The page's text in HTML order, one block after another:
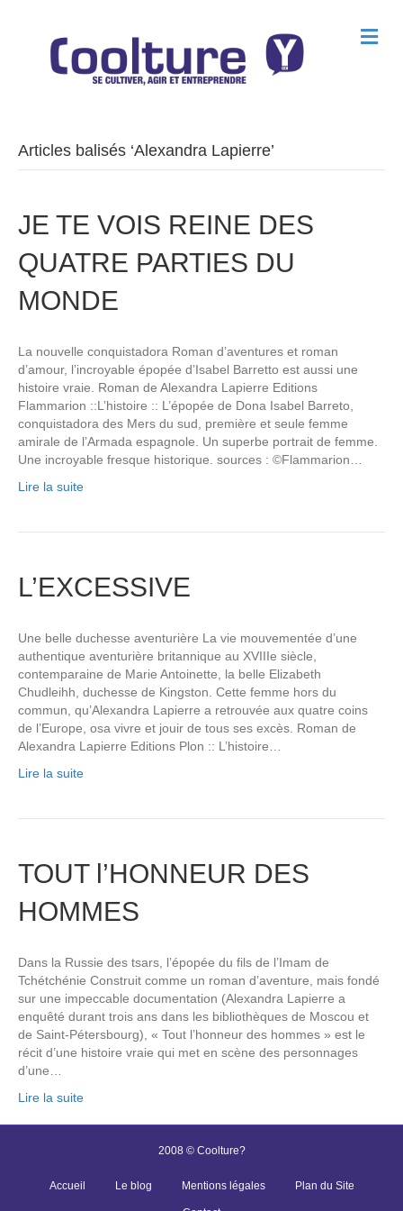
M
e
Articles balisés ‘Alexandra Lapierre’
JE TE VOIS REINE DES
QUATRE PARTIES DU
MONDE
La nouvelle conquistadora Roman d’aventures et roman
d’amour, l’incroyable épopée d’Isabel Barretto est aussi une
histoire vraie. Roman de Alexandra Lapierre Editions
Flammarion ::L’histoire :: L’épopée de Dona Isabel Barreto,
conquistadora des Mers du sud, première et seule femme
amirale de l’Armada espagnole. Un superbe portrait de femme.
Une incroyable fresque historique. sources : ©Flammarion…
Lire la suite
L’EXCESSIVE
Une belle duchesse aventurière La vie mouvementée d’une
authentique aventurière britannique au XVIIIe siècle,
contemparaine de Marie Antoinette, la belle Elizabeth
Chudleihh, duchesse de Kingston. Cette femme hors du
commun, qu’Alexandra Lapierre a retrouvée aux quatre coins
de l’Europe, osa vivre et jouir de tous ses excès. Roman de
Alexandra Lapierre Editions Plon :: L’histoire…
Lire la suite
TOUT l’HONNEUR DES
HOMMES
Dans la Russie des tsars, l’épopée du fils de l’Imam de
Tchétchénie Construit comme un roman d’aventure, mais fondé
sur une impeccable documentation (Alexandra Lapierre a
enquêté durant trois ans dans les bibliothèques de Moscou et
de Saint-Pétersbourg), « Tout l’honneur des hommes » est le
récit d’une histoire vraie qui met en scène des personnages
d’une…
Lire la suite
2008 © Coolture?
Accueil Le blog Mentions légales Plan du Site